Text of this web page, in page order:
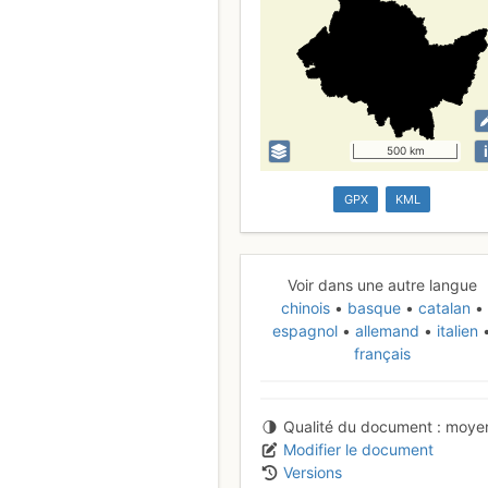
500 km i
GPX KML
Voir dans une autre langue
chinois
basque
catalan
espagnol
allemand
italien
français
Qualité du document
Modifier le document
Versions